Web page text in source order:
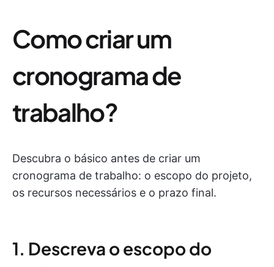
Como criar um
cronograma de
trabalho?
Descubra o básico antes de criar um
cronograma de trabalho: o escopo do projeto,
os recursos necessários e o prazo final.
1. Descreva o escopo do